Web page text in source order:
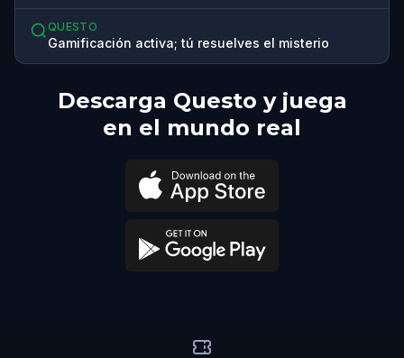
QUESTO
Gamificación activa; tú resuelves el misterio
Descarga Questo y juega
en el mundo real